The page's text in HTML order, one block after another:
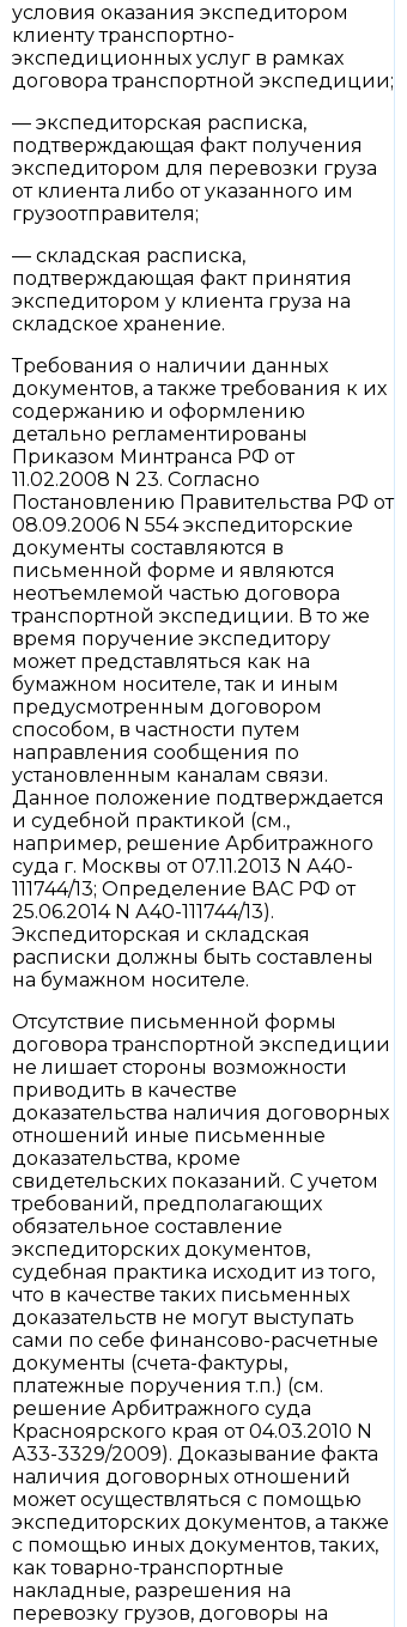
условия оказания экспедитором
клиенту транспортно-
экспедиционных услуг в рамках
договора транспортной экспедиции;
— экспедиторская расписка,
подтверждающая факт получения
экспедитором для перевозки груза
от клиента либо от указанного им
грузоотправителя;
— складская расписка,
подтверждающая факт принятия
экспедитором у клиента груза на
складское хранение.
Требования о наличии данных
документов, а также требования к их
содержанию и оформлению
детально регламентированы
Приказом Минтранса РФ от
11.02.2008 N 23. Согласно
Постановлению Правительства РФ от
08.09.2006 N 554 экспедиторские
документы составляются в
письменной форме и являются
неотъемлемой частью договора
транспортной экспедиции. В то же
время поручение экспедитору
может представляться как на
бумажном носителе, так и иным
предусмотренным договором
способом, в частности путем
направления сообщения по
установленным каналам связи.
Данное положение подтверждается
и судебной практикой (см.,
например, решение Арбитражного
суда г. Москвы от 07.11.2013 N А40-
111744/13; Определение ВАС РФ от
25.06.2014 N А40-111744/13).
Экспедиторская и складская
расписки должны быть составлены
на бумажном носителе.
Отсутствие письменной формы
договора транспортной экспедиции
не лишает стороны возможности
приводить в качестве
доказательства наличия договорных
отношений иные письменные
доказательства, кроме
свидетельских показаний. С учетом
требований, предполагающих
обязательное составление
экспедиторских документов,
судебная практика исходит из того,
что в качестве таких письменных
доказательств не могут выступать
сами по себе финансово-расчетные
документы (счета-фактуры,
платежные поручения т.п.) (см.
решение Арбитражного суда
Красноярского края от 04.03.2010 N
А33-3329/2009). Доказывание факта
наличия договорных отношений
может осуществляться с помощью
экспедиторских документов, а также
с помощью иных документов, таких,
как товарно-транспортные
накладные, разрешения на
перевозку грузов, договоры на